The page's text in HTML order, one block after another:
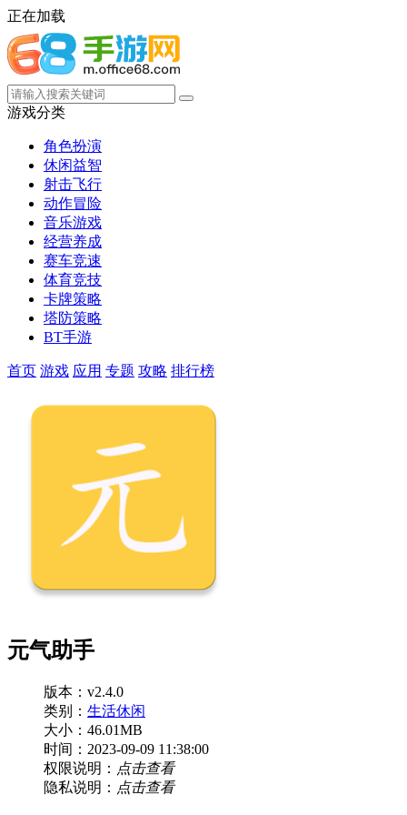
正在加载
游戏分类
角色扮演
休闲益智
射击飞行
动作冒险
音乐游戏
经营养成
赛车竞速
体育竞技
卡牌策略
塔防策略
BT手游
首页 游戏 应用 专题 攻略 排行榜
元气助手
版本：v2.4.0
类别： 生活休闲
大小：46.01MB
时间：2023-09-09 11:38:00
权限说明： 点击查看
隐私说明： 点击查看